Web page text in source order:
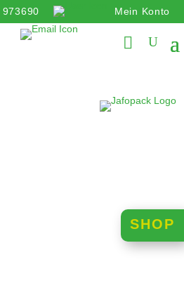
Mein Konto
973690
info@jafopack.de
SHOP